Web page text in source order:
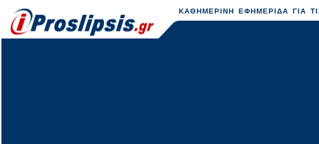
ΚΑΘΗΜΕΡΙΝΗ ΕΦΗΜΕΡΙΔΑ ΓΙΑ